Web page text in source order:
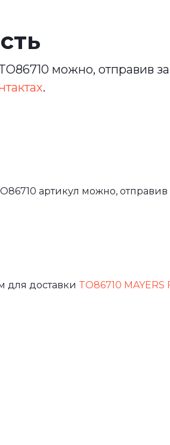
можно, отправив
.
артикул можно, отправив
для доставки TO86710 MAYERS